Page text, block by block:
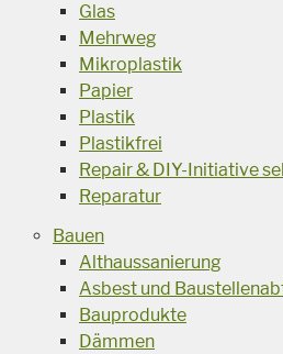
Glas
Mehrweg
Mikroplastik
Papier
Plastik
Plastikfrei
Repair & DIY-Initiative
Reparatur
Bauen
Althaussanierung
Asbest und
Bauprodukte
Dämmen